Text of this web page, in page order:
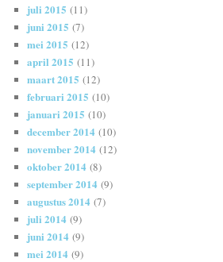
juli 2015 (11)
juni 2015 (7)
mei 2015 (12)
april 2015 (11)
maart 2015 (12)
februari 2015 (10)
januari 2015 (10)
december 2014 (10)
november 2014 (12)
oktober 2014 (8)
september 2014 (9)
augustus 2014 (7)
juli 2014 (9)
juni 2014 (9)
mei 2014 (9)